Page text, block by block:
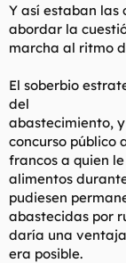
Y así estaban las
abordar la
marcha al ritmo
El soberbio
del
abastecimiento,
concurso público
francos a quien
alimentos
pudiesen
abastecidas por
daría una
era posible.